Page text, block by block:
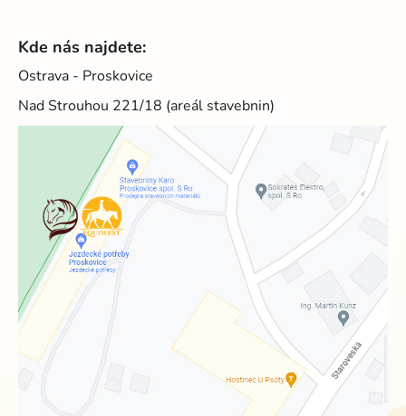
Kde nás najdete:
Ostrava - Proskovice
Nad Strouhou 221/18 (areál stavebnin)